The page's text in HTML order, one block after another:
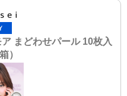
まどわせパール 10枚入
）